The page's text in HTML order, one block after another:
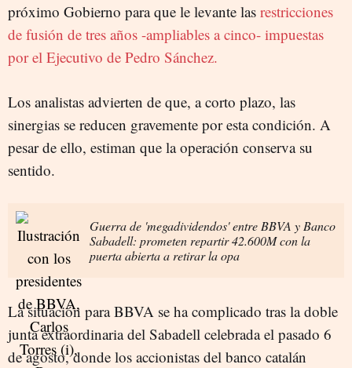
próximo Gobierno para que le levante las restricciones
de fusión de tres años -ampliables a cinco- impuestas
por el Ejecutivo de Pedro Sánchez.
Los analistas advierten de que, a corto plazo, las
sinergias se reducen gravemente por esta condición. A
pesar de ello, estiman que la operación conserva su
sentido.
Guerra de 'megadividendos' entre BBVA y Banco
Sabadell: prometen repartir 42.600M con la
puerta abierta a retirar la opa
La situación para BBVA se ha complicado tras la doble
junta extraordinaria del Sabadell celebrada el pasado 6
de agosto, donde los accionistas del banco catalán